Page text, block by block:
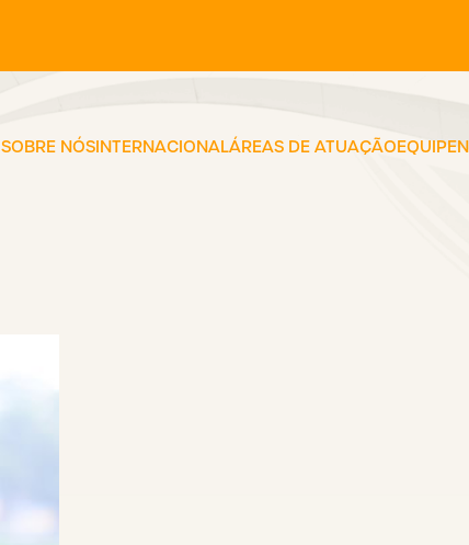
SOBRE NÓSINTERNACIONALÁREAS DE ATUAÇÃOEQUIPE